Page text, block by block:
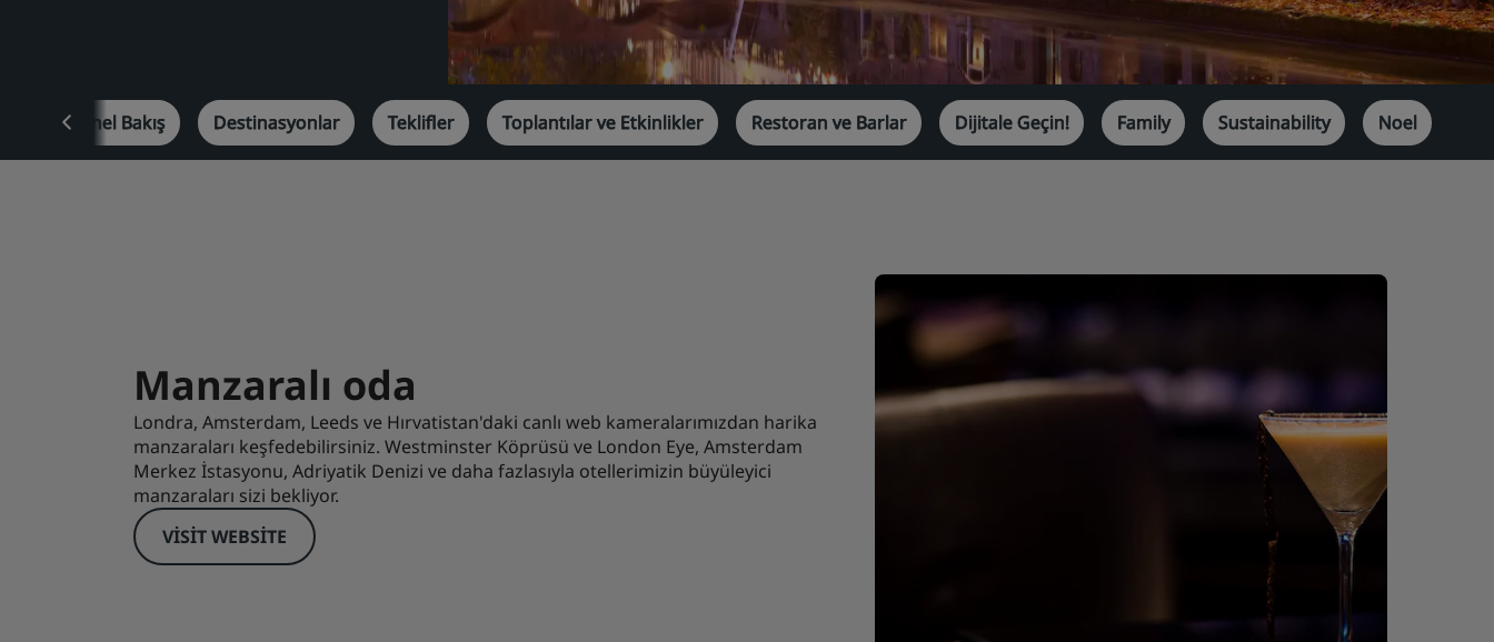
Genel Bakış Destinasyonlar Teklifler Toplantılar ve Etkinlikler Restoran ve Barlar Dijitale Geçin! Family Sustainability Noel
Manzaralı oda
Londra, Amsterdam, Leeds ve Hırvatistan'daki canlı web kameralarımızdan harika
manzaraları keşfedebilirsiniz. Westminster Köprüsü ve London Eye, Amsterdam
Merkez İstasyonu, Adriyatik Denizi ve daha fazlasıyla otellerimizin büyüleyici
manzaraları sizi bekliyor.
VISIT WEBSITE